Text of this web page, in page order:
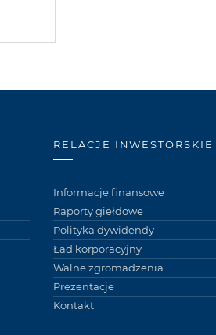
RELACJE INWESTORSKIE
Informacje finansowe
Raporty giełdowe
Polityka dywidendy
Ład korporacyjny
Walne zgromadzenia
Prezentacje
Kontakt